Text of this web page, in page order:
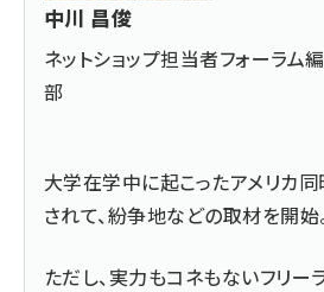
中川 昌俊
ネットショップ担当者フォーラム
部
大学在学中に起こったアメリカ
されて、紛争地などの取材を開始
ただし、実力もコネもないフリー